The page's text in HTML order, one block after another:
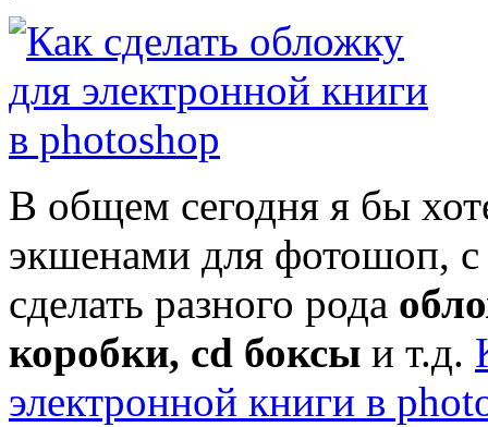
В общем сегодня я бы
экшенами для фотошоп,
сделать разного рода
коробки, cd боксы и т.д.
электронной книги в